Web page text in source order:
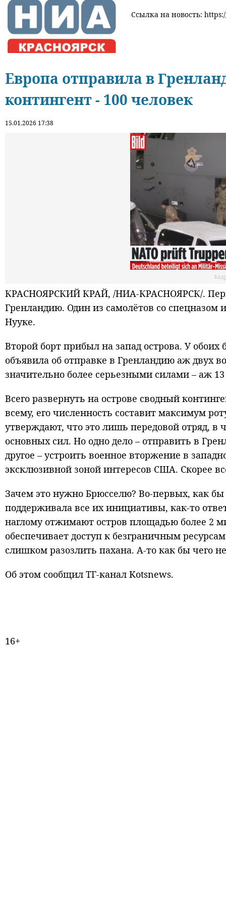
Ссылка на новость:
Европа отправила в
контингент - 100 человек
15.01.2026 17:38
КРАСНОЯРСКИЙ КРАЙ, /НИА-КРАСНОЯРСК/.
Гренландию. Один из самолётов со
Нууке.
Второй борт прибыл на запад острова. У
объявила об отправке в Гренландию аж двух
значительно более серьезными силами – аж
Всего развернуть на острове сводный
всему, его численность составит максимум
утверждают, что это лишь передовой отряд, в
основных сил. Но одно дело – отправить в
другое – устроить военное вторжение в
эксклюзивной зоной интересов США. Скорее
Зачем это нужно Брюсселю? Во-первых, как
поддерживала все их инициативы, как-то
наглому отжимают остров площадью более 2
обеспечивает доступ к безграничным
слишком разозлить пахана. А-то как бы чего
Об этом сообщил ТГ-канал Kotsnews.
16+